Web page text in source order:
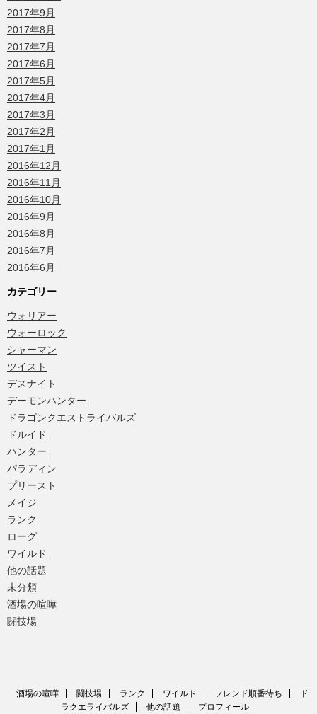
2017年9月
2017年8月
2017年7月
2017年6月
2017年5月
2017年4月
2017年3月
2017年2月
2017年1月
2016年12月
2016年11月
2016年10月
2016年9月
2016年8月
2016年7月
2016年6月
カテゴリー
ウォリアー
ウォーロック
シャーマン
ツイスト
デスナイト
デーモンハンター
ドラゴンクエストライバルズ
ドルイド
ハンター
パラディン
プリースト
メイジ
ランク
ローグ
ワイルド
他の話題
未分類
酒場の喧嘩
闘技場
酒場の喧嘩 闘技場 ランク ワイルド フレンド順番待ち
ド
ラクエライバルズ
他の話題 プロフィール